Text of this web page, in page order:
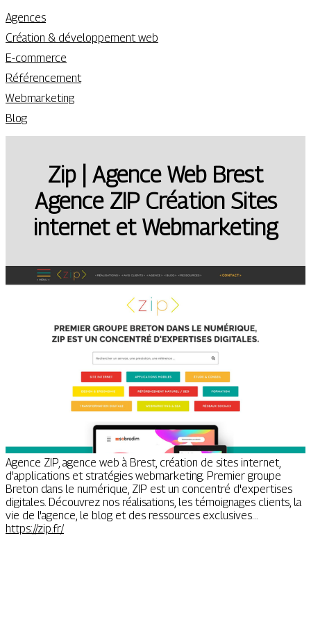
Agences
Création & développement web
E-commerce
Référencement
Webmarketing
Blog
Zip | Agence Web Brest
Agence ZIP Création Sites
internet et Web­mar­ke­ting
Agence ZIP, agence web à Brest, création de sites internet,
d'applications et stratégies webmarketing. Premier groupe
Breton dans le numérique, ZIP est un concentré d'expertises
digitales. Découvrez nos réalisations, les témoignages clients, la
vie de l'agence, le blog et des ressources exclusives...
https://zip.fr/